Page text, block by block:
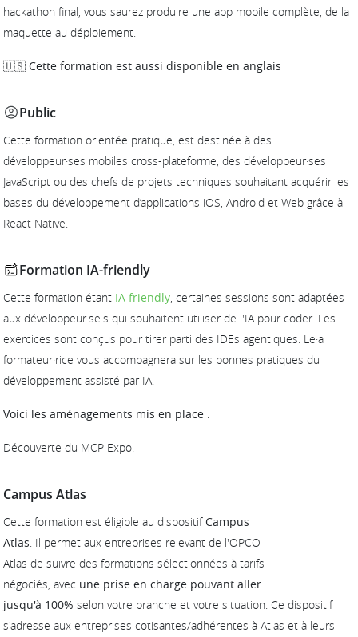
hackathon final, vous saurez produire une app mobile complète, de la
maquette au déploiement.
🇺🇸 Cette formation est aussi disponible en anglais
Public
Cette formation orientée pratique, est destinée à des
développeur·ses mobiles cross-plateforme, des développeur·ses
JavaScript ou des chefs de projets techniques souhaitant acquérir les
bases du développement d’applications iOS, Android et Web grâce à
React Native.
Formation IA-friendly
Cette formation étant IA friendly , certaines sessions sont adaptées
aux développeur·se·s qui souhaitent utiliser de l'IA pour coder. Les
exercices sont conçus pour tirer parti des IDEs agentiques. Le·a
formateur·rice vous accompagnera sur les bonnes pratiques du
développement assisté par IA.
Voici les aménagements mis en place :
Découverte du MCP Expo.
Campus Atlas
Cette formation est éligible au dispositifCampus
Atlas . Il permet aux entreprises relevant de l'OPCO
Atlas de suivre des formations sélectionnées à tarifs
négociés, avec une prise en charge pouvant aller
jusqu'à 100% selon votre branche et votre situation. Ce dispositif
s'adresse aux entreprises cotisantes/adhérentes à Atlas et à leurs